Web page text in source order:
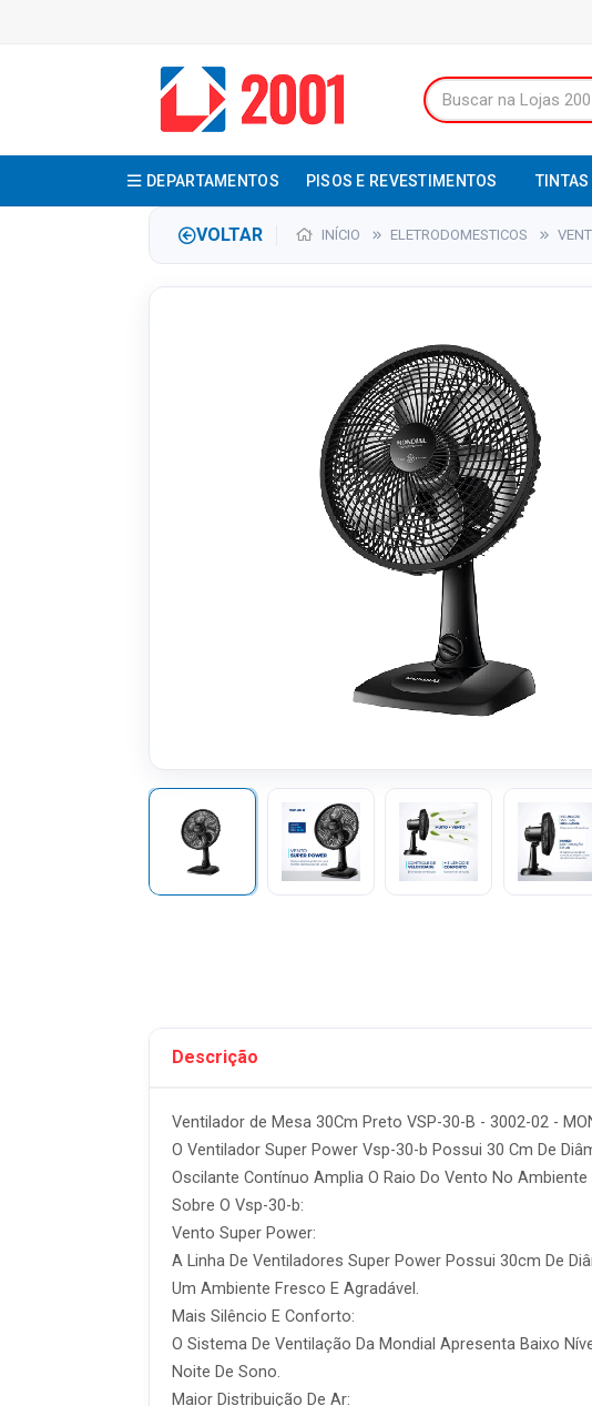
DEPARTAMENTOS PISOS E REVESTIMENTOS TINTAS
VOLTAR INÍCIO ELETRODOMESTICOS
Descrição
Ventilador de Mesa 30Cm Preto VSP-30-B - 3002-02 -
O Ventilador Super Power Vsp-30-b Possui 30 Cm De
Oscilante Contínuo Amplia O Raio Do Vento No
Sobre O Vsp-30-b:
Vento Super Power:
A Linha De Ventiladores Super Power Possui 30cm De
Um Ambiente Fresco E Agradável.
Mais Silêncio E Conforto:
O Sistema De Ventilação Da Mondial Apresenta Baixo
Noite De Sono.
Maior Distribuição De Ar: